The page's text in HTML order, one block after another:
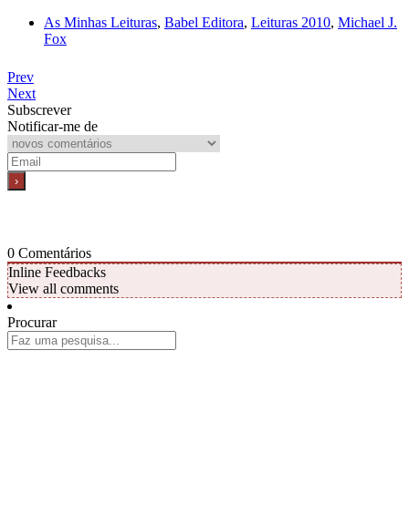
As Minhas Leituras, Babel Editora, Leituras 2010, Michael J.
Fox
Prev
Next
Subscrever
Notificar-me de
0 Comentários
Inline Feedbacks
View all comments
Procurar